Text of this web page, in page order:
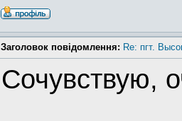
Заголовок повідомлення: Re: пгт.
Сочувствую,